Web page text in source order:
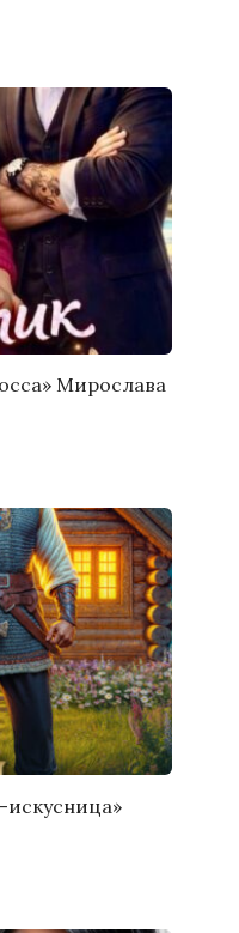
Мирослава